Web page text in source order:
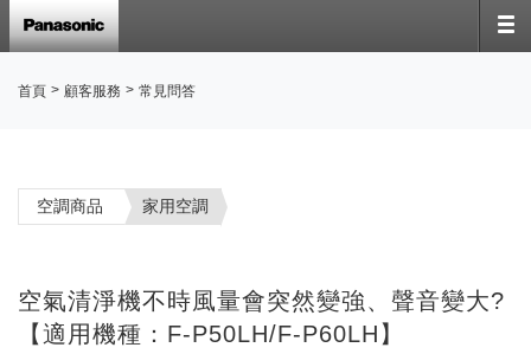
首頁 > 顧客服務 > 常見問答
空調商品 家用空調
空氣清淨機不時風量會突然變強、聲音變大?
【適用機種：F-P50LH/F-P60LH】